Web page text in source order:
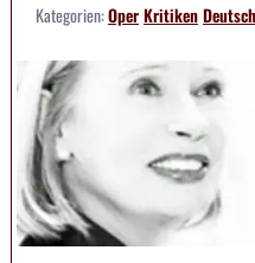
Kategorien:OperKritiken